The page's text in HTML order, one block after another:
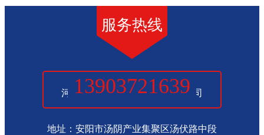
服务热线
河南德安奇人防设备制造有限公司
13903721639
地址：安阳市汤阴产业集聚区汤伏路中段